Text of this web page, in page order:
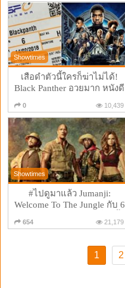
Showtimes
เสือดำตัวนี้ใครก็ฆ่าไม่ได้!
Black Panther อวยมาก หนังดี
0 10,439
Showtimes
#ไปดูมาแล้ว Jumanji:
Welcome To The Jungle กับ 6
654 21,179
1 2